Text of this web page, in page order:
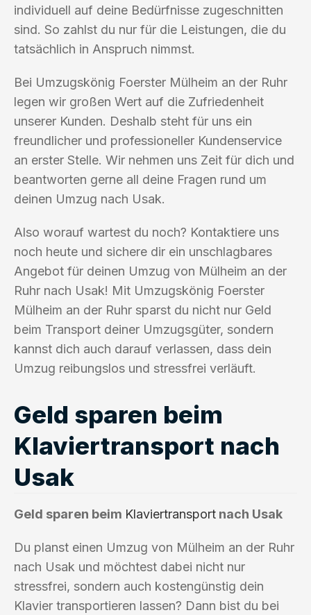
individuell auf deine Bedürfnisse zugeschnitten
sind. So zahlst du nur für die Leistungen, die du
tatsächlich in Anspruch nimmst.
Bei Umzugskönig Foerster Mülheim an der Ruhr
legen wir großen Wert auf die Zufriedenheit
unserer Kunden. Deshalb steht für uns ein
freundlicher und professioneller Kundenservice
an erster Stelle. Wir nehmen uns Zeit für dich und
beantworten gerne all deine Fragen rund um
deinen Umzug nach Usak.
Also worauf wartest du noch? Kontaktiere uns
noch heute und sichere dir ein unschlagbares
Angebot für deinen Umzug von Mülheim an der
Ruhr nach Usak! Mit Umzugskönig Foerster
Mülheim an der Ruhr sparst du nicht nur Geld
beim Transport deiner Umzugsgüter, sondern
kannst dich auch darauf verlassen, dass dein
Umzug reibungslos und stressfrei verläuft.
Geld sparen beim
Klaviertransport nach
Usak
Geld sparen beim Klaviertransport nach Usak
Du planst einen Umzug von Mülheim an der Ruhr
nach Usak und möchtest dabei nicht nur
stressfrei, sondern auch kostengünstig dein
Klavier transportieren lassen? Dann bist du bei